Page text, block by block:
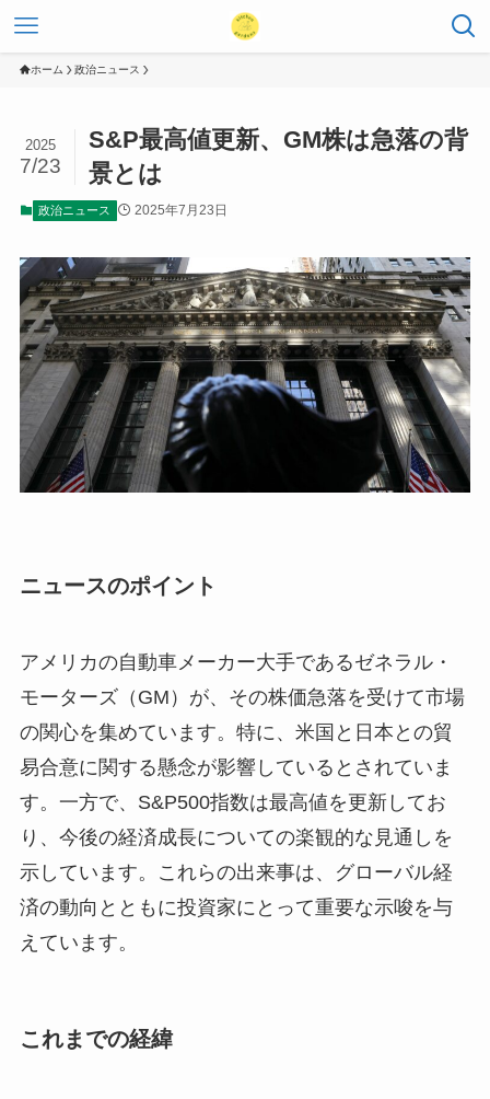
ホーム 政治ニュース
S&P最高値更新、GM株は急落の背
景とは
2025
7/23
政治ニュース 2025年7月23日
ニュースのポイント
アメリカの自動車メーカー大手であるゼネラル・
モーターズ（GM）が、その株価急落を受けて市場
の関心を集めています。特に、米国と日本との貿
易合意に関する懸念が影響しているとされていま
す。一方で、S&P500指数は最高値を更新してお
り、今後の経済成長についての楽観的な見通しを
示しています。これらの出来事は、グローバル経
済の動向とともに投資家にとって重要な示唆を与
えています。
これまでの経緯